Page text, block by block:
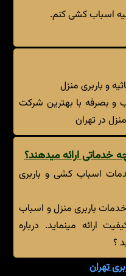
اسباب کشی کنم.
و بصرفه با بهترین شرکت
در تهران
خدماتی ارائه میدهند؟
باربری | 22717280 | خدمات اسباب کشی و باربری
خدمات باربری منزل و اسباب
ارائه مینماید. درباره
؟
تهران